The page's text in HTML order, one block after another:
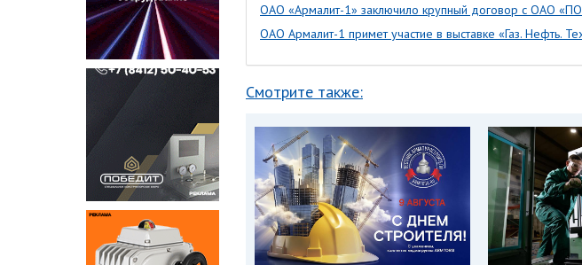
ОАО «Армалит-1» заключило крупный договор с ОАО
ОАО Армалит-1 примет участие в выставке «Газ. Нефть.
Смотрите также: